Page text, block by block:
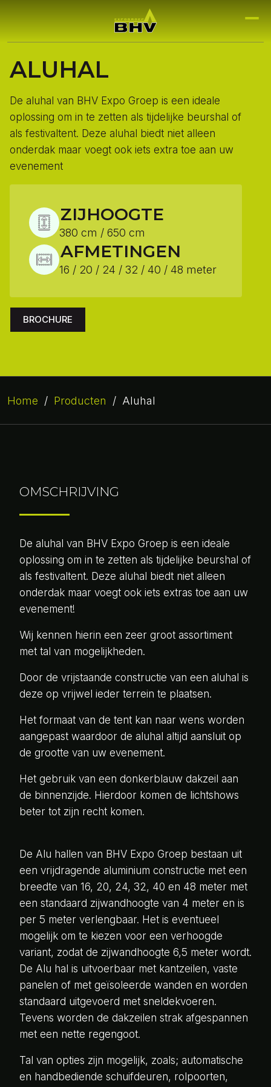
ALUHAL
De aluhal van BHV Expo Groep is een ideale
oplossing om in te zetten als tijdelijke beurshal of
als festivaltent. Deze aluhal biedt niet alleen
onderdak maar voegt ook iets extra toe aan uw
evenement
ZIJHOOGTE
380 cm / 650 cm
AFMETINGEN
16 / 20 / 24 / 32 / 40 / 48 meter
BROCHURE
Home / Producten / Aluhal
OMSCHRIJVING
De aluhal van BHV Expo Groep is een ideale
oplossing om in te zetten als tijdelijke beurshal of
als festivaltent. Deze aluhal biedt niet alleen
onderdak maar voegt ook iets extras toe aan uw
evenement!
Wij kennen hierin een zeer groot assortiment
met tal van mogelijkheden.
Door de vrijstaande constructie van een aluhal is
deze op vrijwel ieder terrein te plaatsen.
Het formaat van de tent kan naar wens worden
aangepast waardoor de aluhal altijd aansluit op
de grootte van uw evenement.
Het gebruik van een donkerblauw dakzeil aan
de binnenzijde. Hierdoor komen de lichtshows
beter tot zijn recht komen.
De Alu hallen van BHV Expo Groep bestaan uit
een vrijdragende aluminium constructie met een
breedte van 16, 20, 24, 32, 40 en 48 meter met
een standaard zijwandhoogte van 4 meter en is
per 5 meter verlengbaar. Het is eventueel
mogelijk om te kiezen voor een verhoogde
variant, zodat de zijwandhoogte 6,5 meter wordt.
De Alu hal is uitvoerbaar met kantzeilen, vaste
panelen of met geïsoleerde wanden en worden
standaard uitgevoerd met sneldekvoeren.
Tevens worden de dakzeilen strak afgespannen
met een nette regengoot.
Tal van opties zijn mogelijk, zoals; automatische
en handbediende schuifdeuren, rolpoorten,